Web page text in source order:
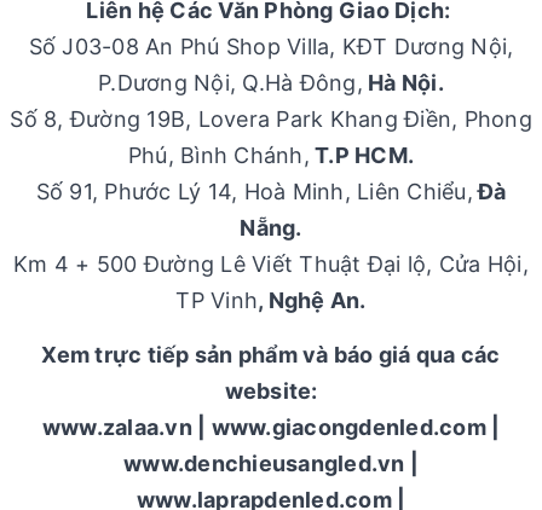
Liên hệ Các Văn Phòng Giao Dịch:
Số J03-08 An Phú Shop Villa, KĐT Dương Nội,
P.Dương Nội, Q.Hà Đông, Hà Nội.
Số 8, Đường 19B, Lovera Park Khang Điền, Phong
Phú, Bình Chánh, T.P HCM.
Số 91, Phước Lý 14, Hoà Minh, Liên Chiểu,Đà
Nẵng.
Km 4 + 500 Đường Lê Viết Thuật Đại lộ, Cửa Hội,
TP Vinh, Nghệ An.
Xem trực tiếp sản phẩm và báo giá qua các
website:
www.zalaa.vn | www.giacongdenled.com |
www.denchieusangled.vn |
www.laprapdenled.com |